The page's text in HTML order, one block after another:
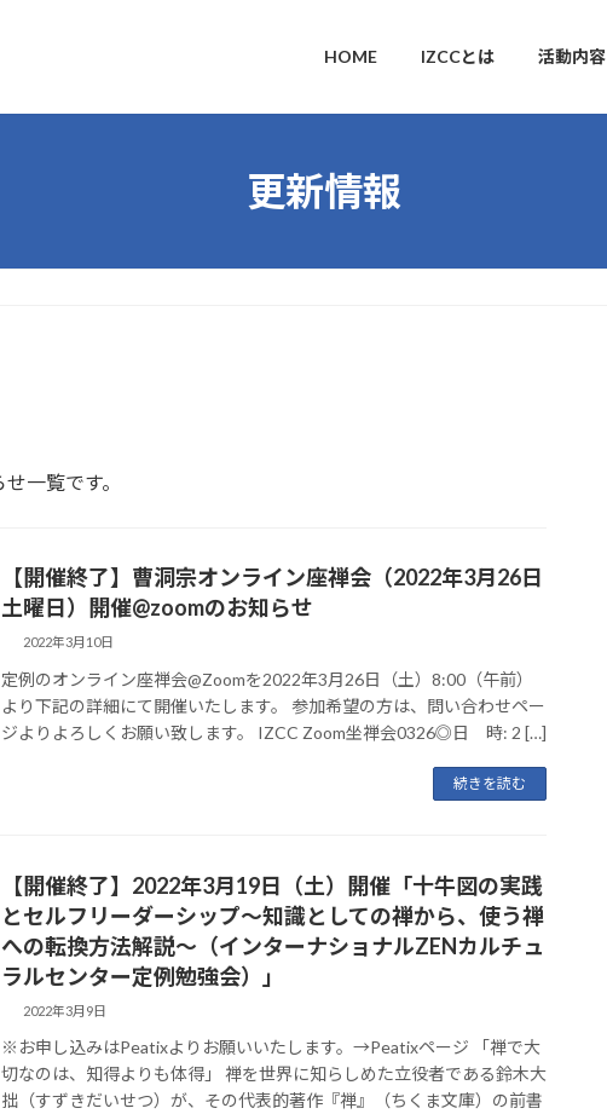
HOME IZCCとは 活動内容
更新情報
一覧です。
【開催終了】曹洞宗オンライン座禅会（2022年3月26日
土曜日）開催@zoomのお知らせ
2022年3月10日
定例のオンライン座禅会@Zoomを2022年3月26日（土）8:00（午前）
より下記の詳細にて開催いたします。 参加希望の方は、問い合わせペー
ジよりよろしくお願い致します。 IZCC Zoom坐禅会0326◎日 時: 2 […]
続きを読む
【開催終了】2022年3月19日（土）開催「十牛図の実践
とセルフリーダーシップ〜知識としての禅から、使う禅
への転換方法解説〜（インターナショナルZENカルチュ
ラルセンター定例勉強会）」
2022年3月9日
※お申し込みはPeatixよりお願いいたします。→Peatixページ 「禅で大
切なのは、知得よりも体得」 禅を世界に知らしめた立役者である鈴木大
拙（すずきだいせつ）が、その代表的著作『禅』（ちくま文庫）の前書